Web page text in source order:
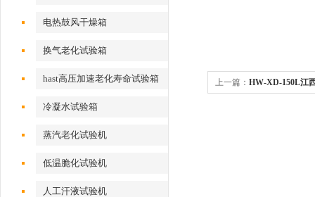
电热鼓风干燥箱
换气老化试验箱
hast高压加速老化寿命试验箱
冷凝水试验箱
蒸汽老化试验机
低温脆化试验机
人工汗液试验机
上一篇： HW-XD-150L江